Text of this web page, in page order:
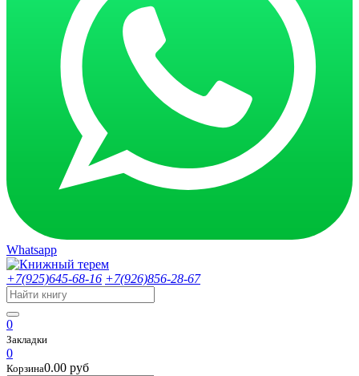
Whatsapp
+7(925)645-68-16 +7(926)856-28-67
0
Закладки
0
Корзина0.00 руб